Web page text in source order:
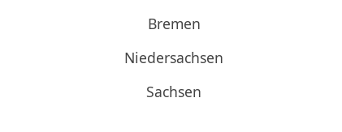
Bremen
Niedersachsen
Sachsen